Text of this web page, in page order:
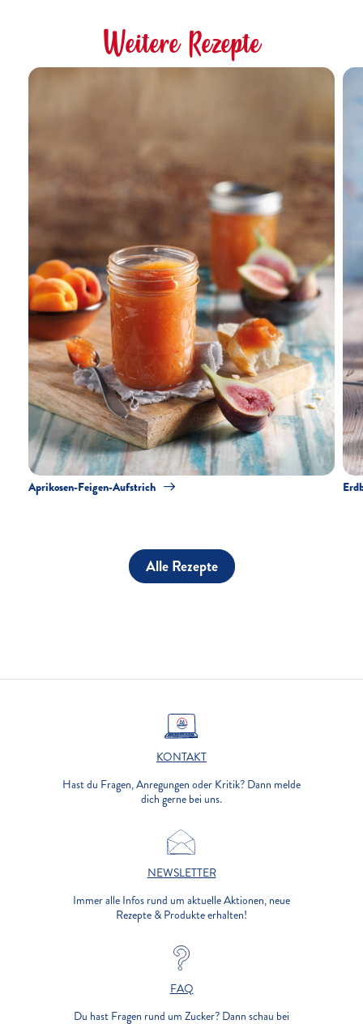
Weitere Rezepte
Aprikosen-Feigen-Aufstrich
Alle Rezepte
KONTAKT
Hast du Fragen, Anregungen oder Kritik? Dann melde
dich gerne bei uns.
NEWSLETTER
Immer alle Infos rund um aktuelle Aktionen, neue
Rezepte & Produkte erhalten!
FAQ
Du hast Fragen rund um Zucker? Dann schau bei